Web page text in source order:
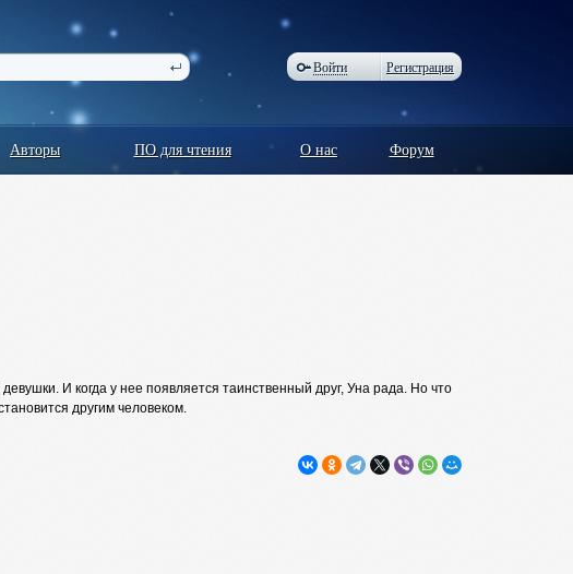
Войти Регистрация
Авторы ПО для чтения О нас Форум
И когда у нее появляется таинственный друг, Уна рада. Но что
другим человеком.